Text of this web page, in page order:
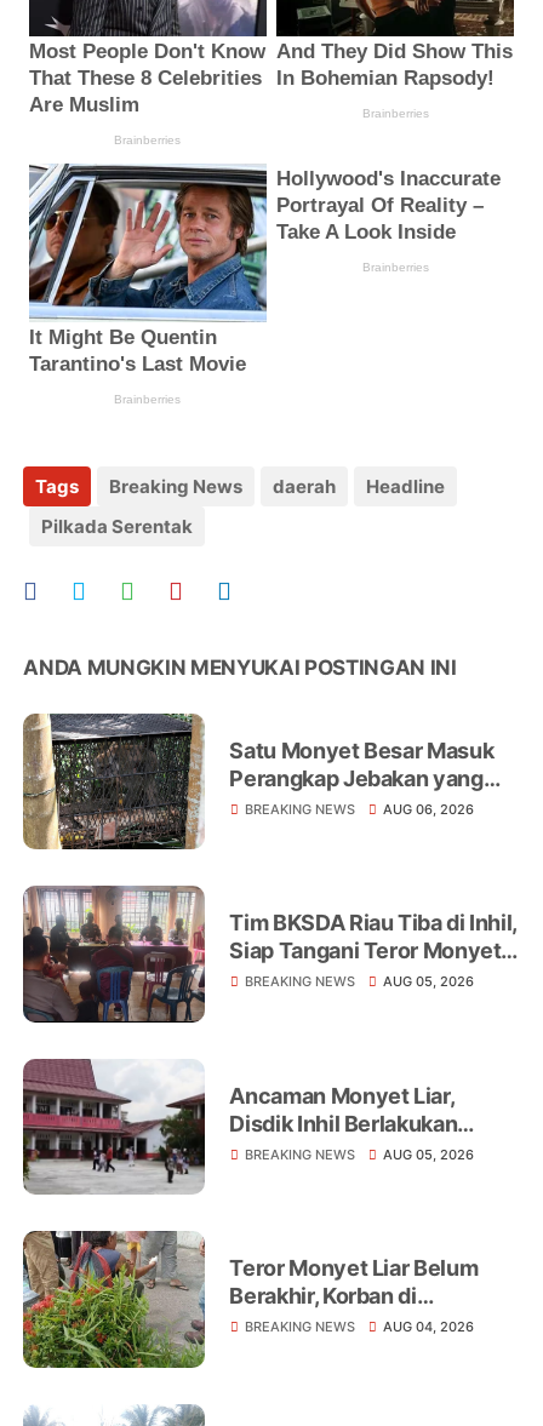
Tags Breaking News daerah
Headline
Pilkada Serentak
ANDA MUNGKIN MENYUKAI POSTINGAN INI
Satu Monyet Besar Masuk
Perangkap Jebakan yang
Dipasang di Belakang
BREAKING NEWS AUG 06, 2026
Tim BKSDA Riau Tiba di Inhil,
Siap Tangani Teror Monyet
Liar yang Telah Melukai 18
BREAKING NEWS AUG 05, 2026
Ancaman Monyet Liar,
Disdik Inhil Berlakukan
Belajar dari Rumah di
BREAKING NEWS AUG 05, 2026
Teror Monyet Liar Belum
Berakhir, Korban di
Tembilahan Terus
BREAKING NEWS AUG 04, 2026